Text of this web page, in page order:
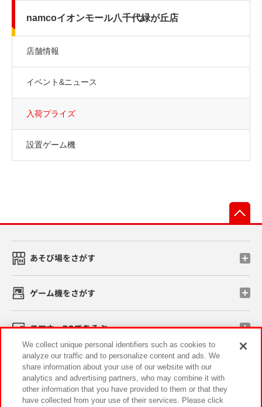
namcoイオンモール八千代緑が丘店
店舗情報
イベント&ニュース
入荷プライズ
設置ゲーム機
あそび場をさがす
ゲーム機をさがす
スマホ・PCであそぶ
イベント・キャンペーン
We collect unique personal identifiers such as cookies to
analyze our traffic and to personalize content and ads. We
share information about your use of our website with our
analytics and advertising partners, who may combine it with
other information that you have provided to them or that they
have collected from your use of their services. Please click